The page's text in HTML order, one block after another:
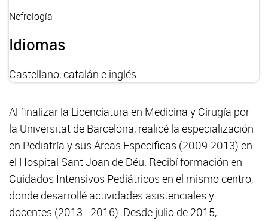
Nefrología
Idiomas
Castellano, catalán e inglés
Al finalizar la Licenciatura en Medicina y Cirugía por
la Universitat de Barcelona, ​​realicé la especialización
en Pediatría y sus Áreas Específicas (2009-2013) en
el Hospital Sant Joan de Déu. Recibí formación en
Cuidados Intensivos Pediátricos en el mismo centro,
donde desarrollé actividades asistenciales y
docentes (2013 - 2016). Desde julio de 2015,